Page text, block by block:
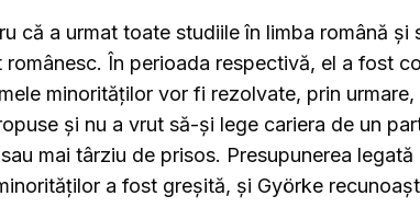
că a urmat toate studiile în limba română
românesc. În perioada respectivă, el a fost
minorităților vor fi rezolvate, prin
și nu a vrut să-și lege cariera de un
mai târziu de prisos. Presupunerea
a fost greșită, și Györke